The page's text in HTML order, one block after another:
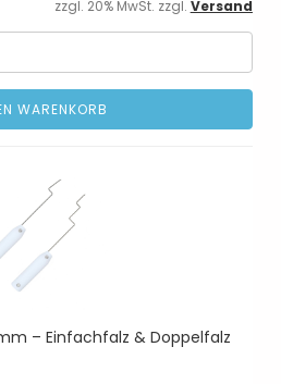
zzgl. 20% MwSt. zzgl. Versand
WARENKORB
– Einfachfalz & Doppelfalz